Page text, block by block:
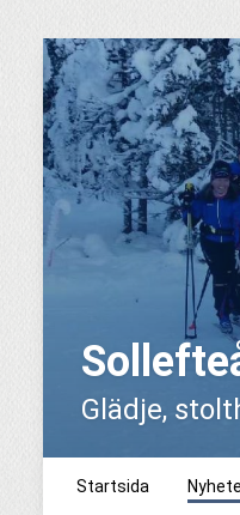
Glädje,
Startsida